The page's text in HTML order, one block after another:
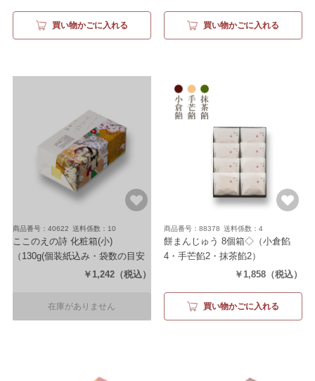
買い物かごに入れる 買い物かごに入れる
商品番号：40622 送料係数：10
ここのえの詩 化粧箱(小)
（130g(個装紙込み・袋数の目安
￥1,242 （税込）
在庫がありません
商品番号：88378 送料係数：4
餅まんじゅう 8個箱◇（小倉餡
4・手芒餡2・抹茶餡2）
￥1,858 （税込）
買い物かごに入れる